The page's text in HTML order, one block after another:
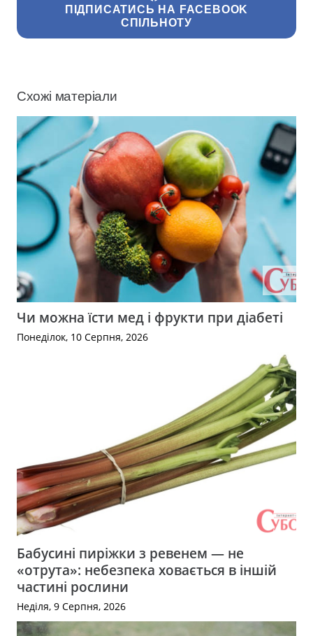
ПІДПИСАТИСЬ НА FACEBOOK
СПІЛЬНОТУ
Схожі матеріали
Чи можна їсти мед і фрукти при діабеті
Понеділок, 10 Серпня, 2026
Бабусині пиріжки з ревенем — не
«отрута»: небезпека ховається в іншій
частині рослини
Неділя, 9 Серпня, 2026